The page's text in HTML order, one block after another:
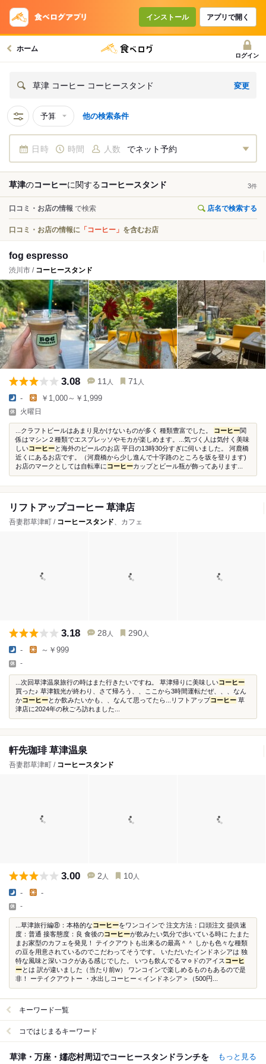
インストール アプリで開く
ホーム
ログイン
草津 コーヒー コーヒースタンド 変更
予算 他の検索条件
日時 時間 人数 でネット予約
草津のコーヒーに関するコーヒースタンド 3件
口コミ・お店の情報 で検索 店名で検索する
口コミ・お店の情報に 「コーヒー」 を含むお店
fog espresso
渋川市 / コーヒースタンド
3.08 11 人 71 人
- ￥1,000～￥1,999
火曜日
...クラフトビールはあまり見かけないものが多く 種類豊富でした。 コーヒー関
係はマシン２種類でエスプレッソやモカが楽しめます。...気づく人は気付く美味
しいコーヒーと海外のビールのお店 平日の13時30分すぎに伺いました。 河鹿橋
近くにあるお店です。（河鹿橋から少し進んで十字路のところを坂を登ります)
お店のマークとしては自転車にコーヒーカップとビール瓶が飾ってあります...
リフトアップコーヒー 草津店
吾妻郡草津町 / コーヒースタンド、カフェ
3.18 28 人 290 人
- ～￥999
-
...次回草津温泉旅行の時はまた行きたいですね。 草津帰りに美味しいコーヒー
買った♪ 草津観光が終わり、さて帰ろう、、ここから3時間運転だぜ、、、なん
かコーヒーとか飲みたいかも、、なんて思ってたら...リフトアップコーヒー 草
津店に2024年の秋ごろ訪れました...
軒先珈琲 草津温泉
吾妻郡草津町 / コーヒースタンド
3.00 2 人 10 人
- -
-
...草津旅行編⑧：本格的なコーヒーをワンコインで 注文方法：口頭注文 提供速
度：普通 接客態度：良 食後のコーヒーが飲みたい気分で歩いている時に たまた
まお家型のカフェを発見！ テイクアウトも出来るの最高＾＾ しかも色々な種類
の豆を用意されているのでこだわってそうです。 いただいたインドネシアは 独
特な風味と深いコクがある感じでした。 いつも飲んでるマ⚪︎ドのアイス コーヒ
ーとは 訳が違いました（当たり前w） ワンコインで楽しめるものもあるので是
非！ ーテイクアウトー ・水出しコーヒー＜インドネシア＞（500円...
キーワード一覧
コではじまるキーワード
草津・万座・嬬恋村周辺でコーヒースタンドランチを
もっと見る